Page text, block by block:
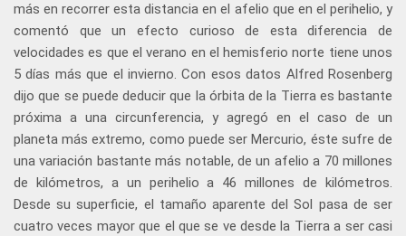
más en recorrer esta distancia en el afelio que en el perihelio, y
comentó que un efecto curioso de esta diferencia de
velocidades es que el verano en el hemisferio norte tiene unos
5 días más que el invierno. Con esos datos Alfred Rosenberg
dijo que se puede deducir que la órbita de la Tierra es bastante
próxima a una circunferencia, y agregó en el caso de un
planeta más extremo, como puede ser Mercurio, éste sufre de
una variación bastante más notable, de un afelio a 70 millones
de kilómetros, a un perihelio a 46 millones de kilómetros.
Desde su superficie, el tamaño aparente del Sol pasa de ser
cuatro veces mayor que el que se ve desde la Tierra a ser casi